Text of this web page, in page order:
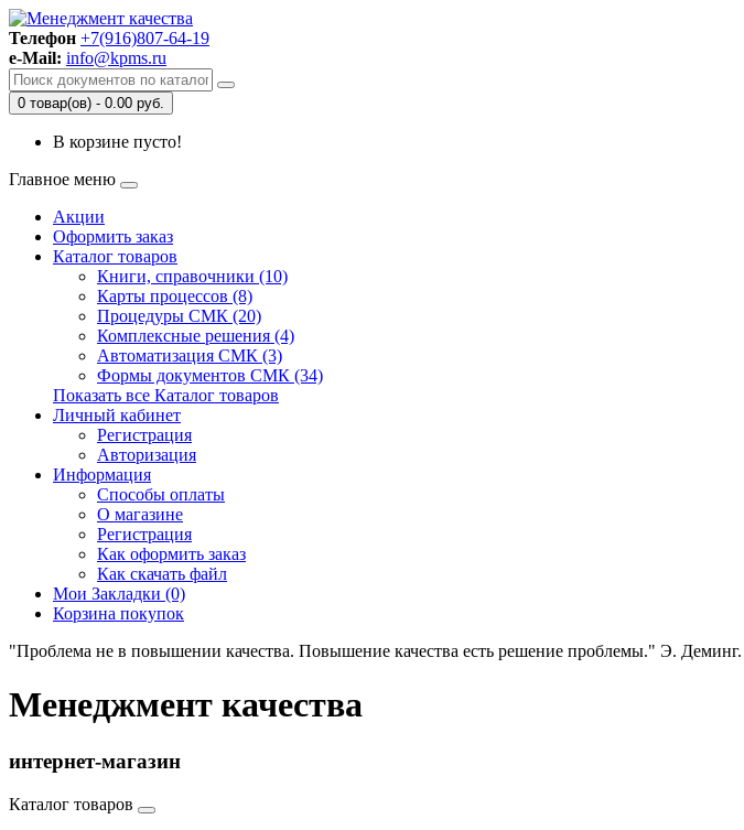
Телефон +7(916)807-64-19
e-Mail: info@kpms.ru
0 товар(ов) - 0.00 руб.
В корзине пусто!
Главное меню
Акции
Оформить заказ
Каталог товаров
Книги, справочники (10)
Карты процессов (8)
Процедуры СМК (20)
Комплексные решения (4)
Автоматизация СМК (3)
Формы документов СМК (34)
Показать все Каталог товаров
Личный кабинет
Регистрация
Авторизация
Информация
Способы оплаты
О магазине
Регистрация
Как оформить заказ
Как скачать файл
Мои Закладки (0)
Корзина покупок
"Проблема не в повышении качества. Повышение качества есть решение проблемы." Э. Деминг.
Менеджмент качества
интернет-магазин
Каталог товаров